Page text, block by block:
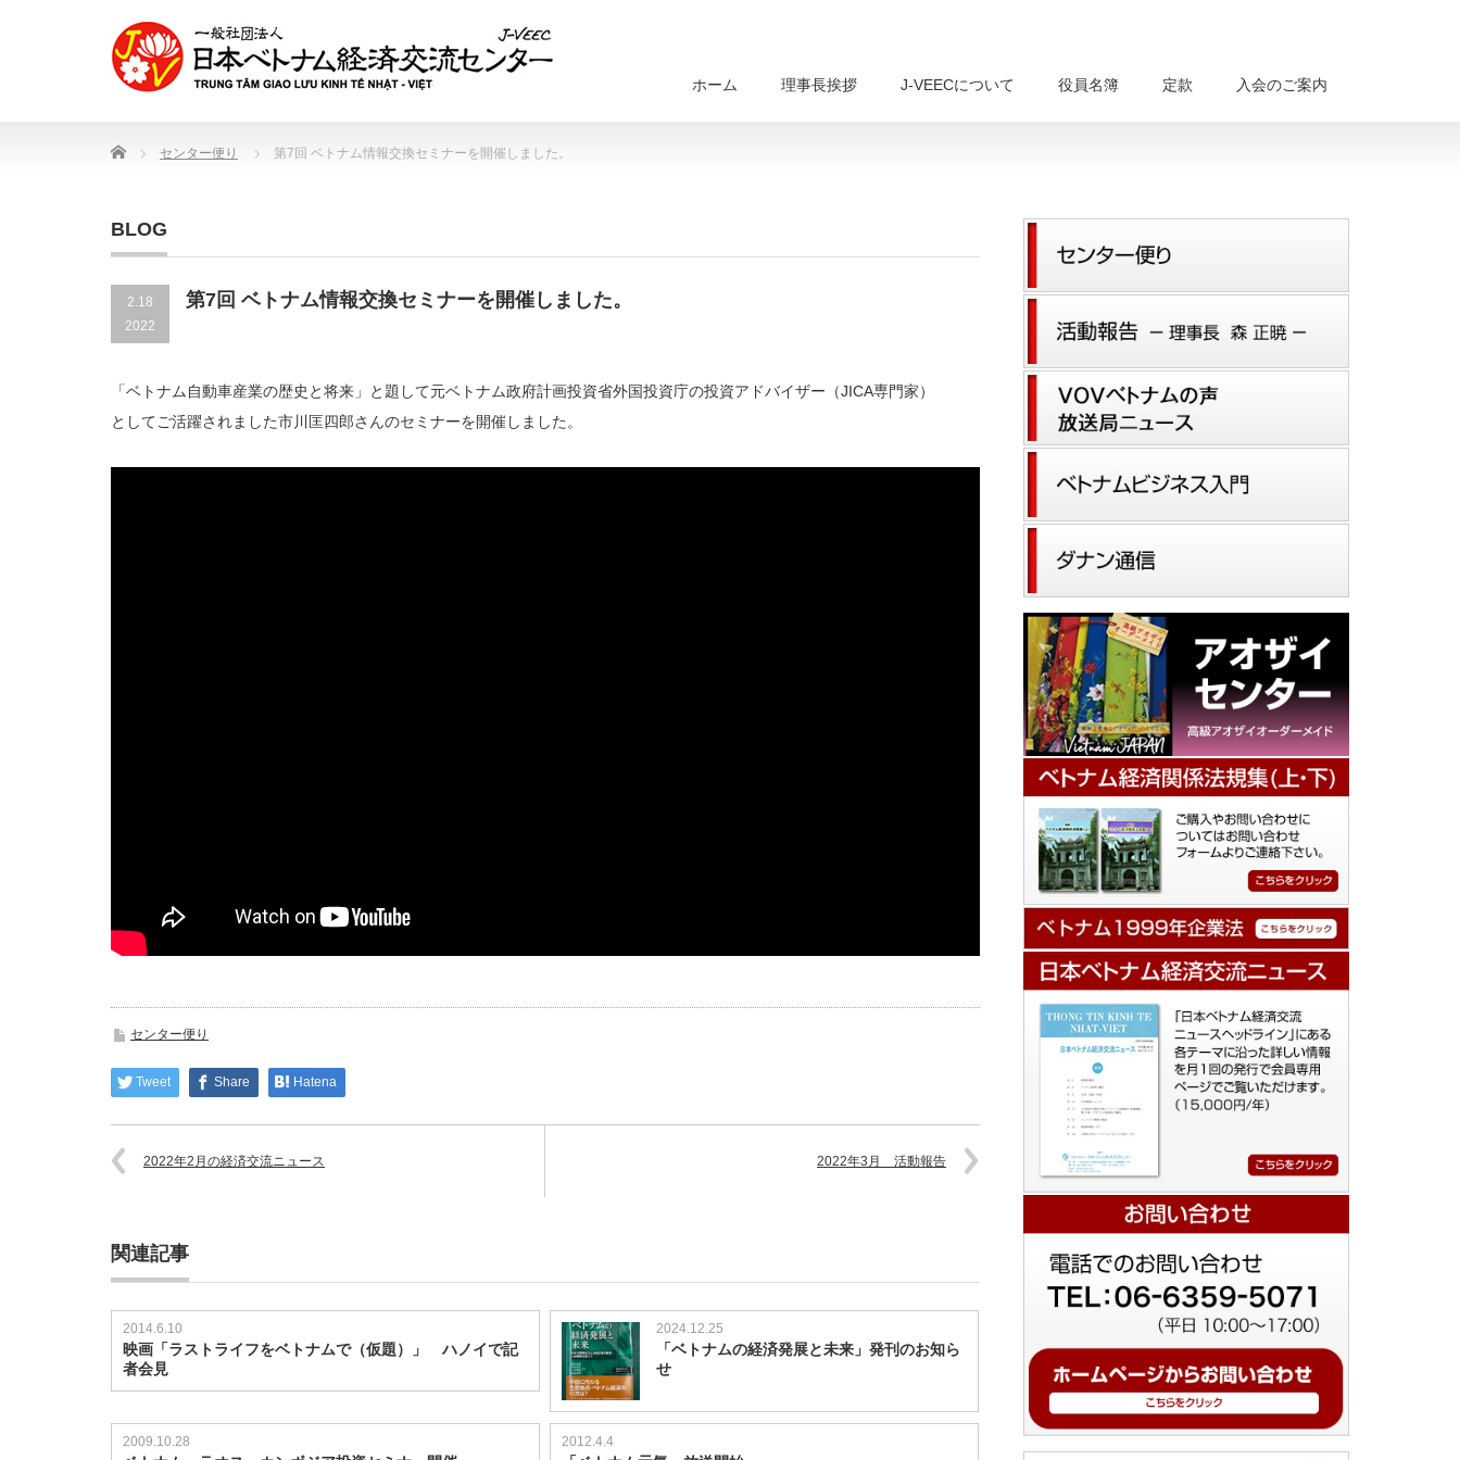
ホーム 理事長挨拶 J-VEECについて 役員名簿 定款 入会のご案内
Home センター便り 第7回 ベトナム情報交換セミナーを開催しました。
BLOG
2.18
2022
第7回 ベトナム情報交換セミナーを開催しました。
「ベトナム自動車産業の歴史と将来」と題して元ベトナム政府計画投資省外国投資庁の投資アドバイザー（JICA専門家）
としてご活躍されました市川匡四郎さんのセミナーを開催しました。
センター便り
Tweet Share Hatena
2022年2月の経済交流ニュース 2022年3月 活動報告
関連記事
2014.6.10
映画「ラストライフをベトナムで（仮題）」 ハノイで記
者会見
2024.12.25
「ベトナムの経済発展と未来」発刊のお知ら
せ
2009.10.28 2012.4.4